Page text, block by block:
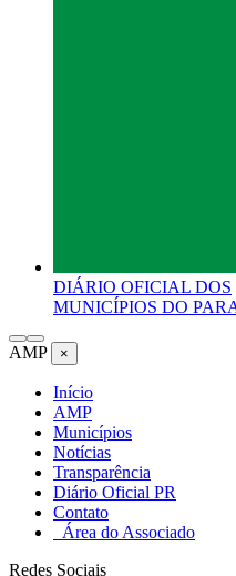
DIÁRIO OFICIAL DOS
MUNICÍPIOS DO
AMP ×
Início
AMP
Municípios
Notícias
Transparência
Diário Oficial PR
Contato
Área do Associado
Redes Sociais